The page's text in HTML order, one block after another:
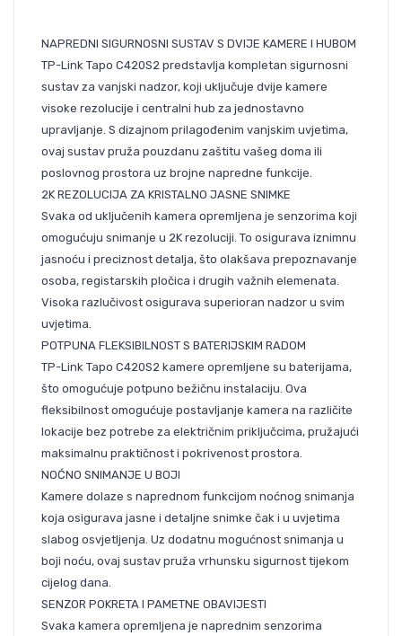
NAPREDNI SIGURNOSNI SUSTAV S DVIJE KAMERE I HUBOM
TP-Link Tapo C420S2 predstavlja kompletan sigurnosni
sustav za vanjski nadzor, koji uključuje dvije kamere
visoke rezolucije i centralni hub za jednostavno
upravljanje. S dizajnom prilagođenim vanjskim uvjetima,
ovaj sustav pruža pouzdanu zaštitu vašeg doma ili
poslovnog prostora uz brojne napredne funkcije.
2K REZOLUCIJA ZA KRISTALNO JASNE SNIMKE
Svaka od uključenih kamera opremljena je senzorima koji
omogućuju snimanje u 2K rezoluciji. To osigurava iznimnu
jasnoću i preciznost detalja, što olakšava prepoznavanje
osoba, registarskih pločica i drugih važnih elemenata.
Visoka razlučivost osigurava superioran nadzor u svim
uvjetima.
POTPUNA FLEKSIBILNOST S BATERIJSKIM RADOM
TP-Link Tapo C420S2 kamere opremljene su baterijama,
što omogućuje potpuno bežičnu instalaciju. Ova
fleksibilnost omogućuje postavljanje kamera na različite
lokacije bez potrebe za električnim priključcima, pružajući
maksimalnu praktičnost i pokrivenost prostora.
NOĆNO SNIMANJE U BOJI
Kamere dolaze s naprednom funkcijom noćnog snimanja
koja osigurava jasne i detaljne snimke čak i u uvjetima
slabog osvjetljenja. Uz dodatnu mogućnost snimanja u
boji noću, ovaj sustav pruža vrhunsku sigurnost tijekom
cijelog dana.
SENZOR POKRETA I PAMETNE OBAVIJESTI
Svaka kamera opremljena je naprednim senzorima